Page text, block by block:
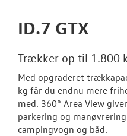
ID.7 GTX
Trækker op til 1.800
Med opgraderet
kg får du endnu mere
med. 360° Area View
parkering og
campingvogn og båd.